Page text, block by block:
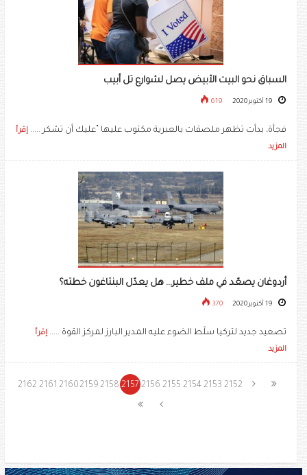
السباق نحو البيت الأبيض يصل لشوارع تل أبيب
619
فجأة، بدأت تظهر ملصقات بالعبرية مكتوب عليها “عليك أن تشكر ..... إقرأ
المزيد
أردوغان يصعّد في ملف خطير... هل يعدّل البنتاغون خطته؟
370
تصعيد جديد لتركيا سلّط الضوء عليه المدير البارز لمركز القوة ..... إقرأ
المزيد
2152
2153
2154
2155
2156
2157
2158
2159
2160
2161
2162